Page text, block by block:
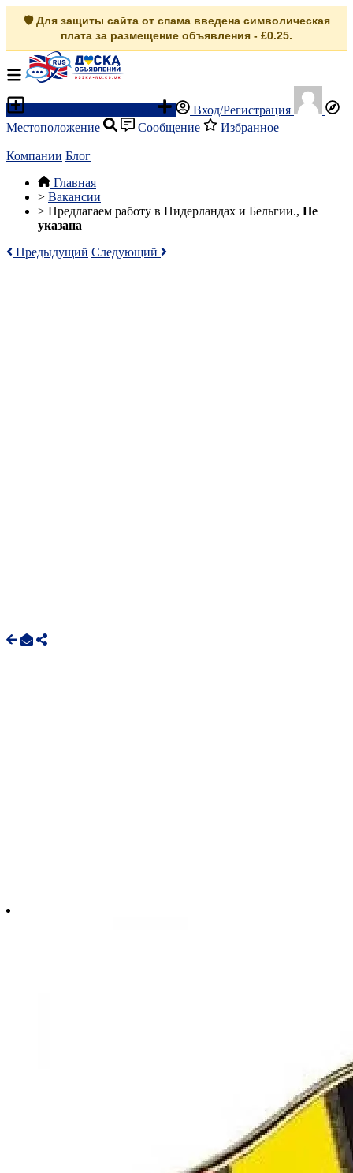
🛡️ Для защиты сайта от спама введена символическая
плата за размещение объявления - £0.25.
Вход/Регистрация
Местоположение
Сообщение Избранное
Компании Блог
Главная
> Вакансии
> Предлагаем работу в Нидерландах и Бельгии., Не
указана
Предыдущий Следующий